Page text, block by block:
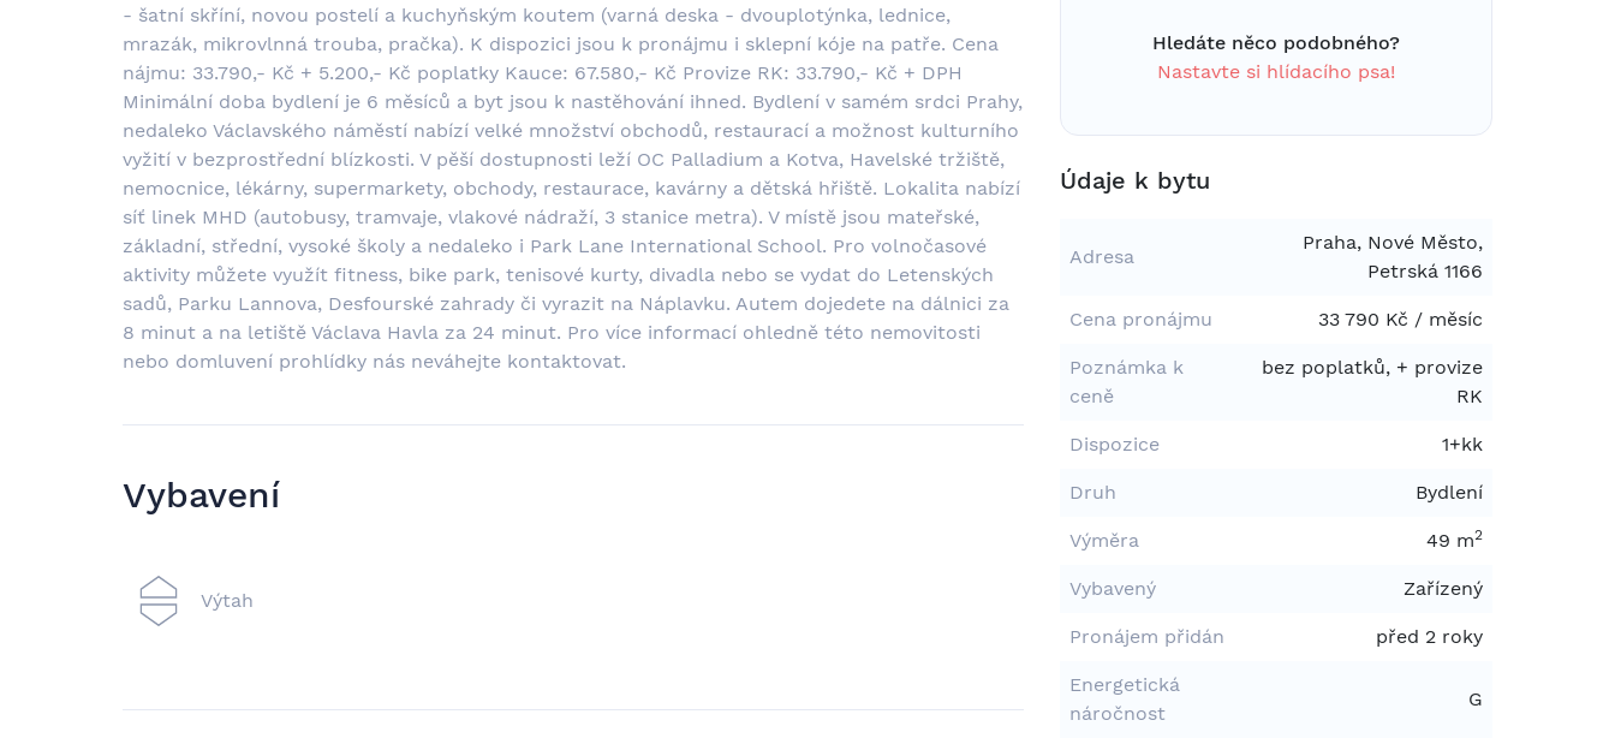
- šatní skříní, novou postelí a kuchyňským koutem (varná deska - dvouplotýnka, lednice,
mrazák, mikrovlnná trouba, pračka). K dispozici jsou k pronájmu i sklepní kóje na patře. Cena
nájmu: 33.790,- Kč + 5.200,- Kč poplatky Kauce: 67.580,- Kč Provize RK: 33.790,- Kč + DPH
Minimální doba bydlení je 6 měsíců a byt jsou k nastěhování ihned. Bydlení v samém srdci Prahy,
nedaleko Václavského náměstí nabízí velké množství obchodů, restaurací a možnost kulturního
vyžití v bezprostřední blízkosti. V pěší dostupnosti leží OC Palladium a Kotva, Havelské tržiště,
nemocnice, lékárny, supermarkety, obchody, restaurace, kavárny a dětská hřiště. Lokalita nabízí
síť linek MHD (autobusy, tramvaje, vlakové nádraží, 3 stanice metra). V místě jsou mateřské,
základní, střední, vysoké školy a nedaleko i Park Lane International School. Pro volnočasové
aktivity můžete využít fitness, bike park, tenisové kurty, divadla nebo se vydat do Letenských
sadů, Parku Lannova, Desfourské zahrady či vyrazit na Náplavku. Autem dojedete na dálnici za
8 minut a na letiště Václava Havla za 24 minut. Pro více informací ohledně této nemovitosti
nebo domluvení prohlídky nás neváhejte kontaktovat.
Vybavení
Výtah
Hledáte něco podobného?
Nastavte si hlídacího psa!
Údaje k bytu
Adresa
Praha, Nové Město,
Petrská 1166
Cena pronájmu 33 790 Kč / měsíc
Poznámka k
ceně
bez poplatků, + provize
RK
Dispozice 1+kk
Druh Bydlení
Výměra 49 m2
Vybavený Zařízený
Pronájem přidán před 2 roky
Energetická
náročnost
G